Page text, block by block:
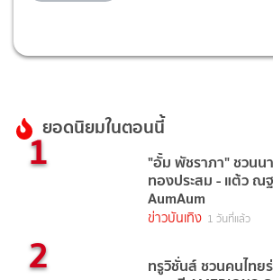
ยอดนิยมในตอนนี้
1 "อั้ม พัชราภา" ชวนน
ทองประสม - แต้ว
AumAum
ข่าวบันเทิง 1 วันที่แล้ว
2 ทรูวิชั่นส์ ชวนคนไทย